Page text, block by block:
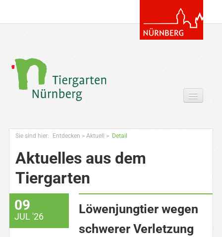
Entdecken
Zoowissen & Co
Angebote
Sie sind hier: Entdecken > Aktuell > Detail
Aktuelles aus dem
Tiergarten
09
JUL '26
Löwenjungtier wegen
schwerer Verletzung